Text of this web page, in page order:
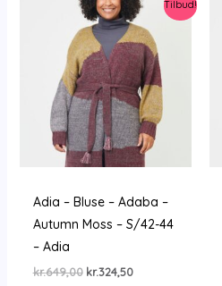
Tilbud!
Adia – Bluse – Adaba –
Autumn Moss – S/42-44
– Adia
kr.649,00 Den
kr.324,50Den